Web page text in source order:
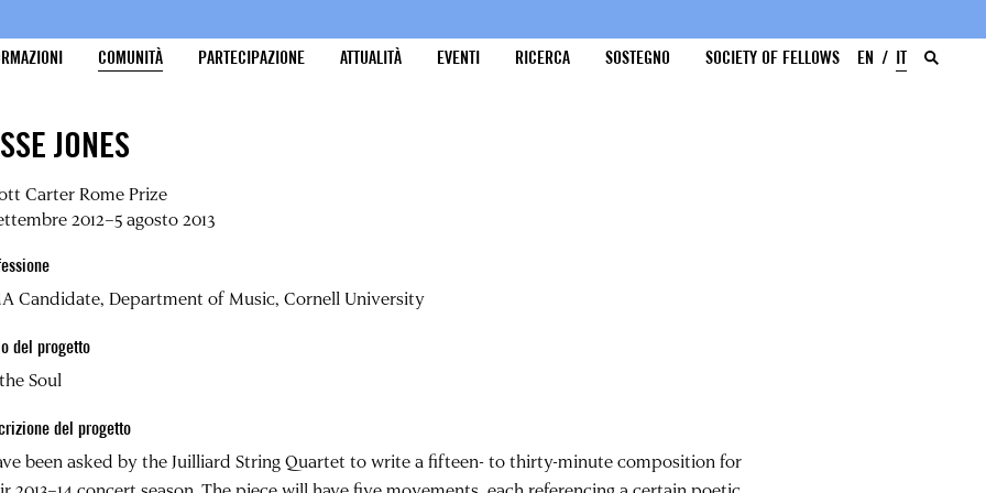
COMUNITÀ PARTECIPAZIONE ATTUALITÀ EVENTI RICERCA SOSTEGNO SOCIETY OF FELLOWS EN IT
JONES
Carter Rome Prize
2012–5 agosto 2013
Candidate, Department of Music, Cornell University
del progetto
Soul
del progetto
been asked by the Juilliard String Quartet to write a fifteen- to thirty-minute composition for